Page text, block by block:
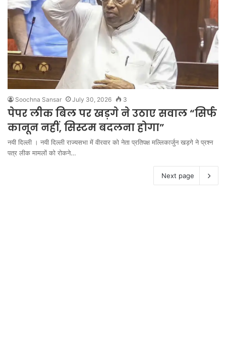
Soochna Sansar July 30, 2026 3
पेपर लीक बिल पर खड़गे ने उठाए सवाल “सिर्फ
कानून नहीं, सिस्टम बदलना होगा”
नयी दिल्ली । नयी दिल्ली राज्यसभा में वीरवार को नेता प्रतिपक्ष मल्लिकार्जुन खड़गे ने प्रश्न
पत्र लीक मामलों को रोकने…
Next page